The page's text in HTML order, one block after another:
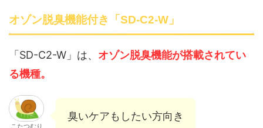
オゾン脱臭機能付き「SD-C2-W」
「SD-C2-W」は、 オゾン脱臭機能が搭載されてい
る機種。
こたつむり
臭いケアもしたい方向き